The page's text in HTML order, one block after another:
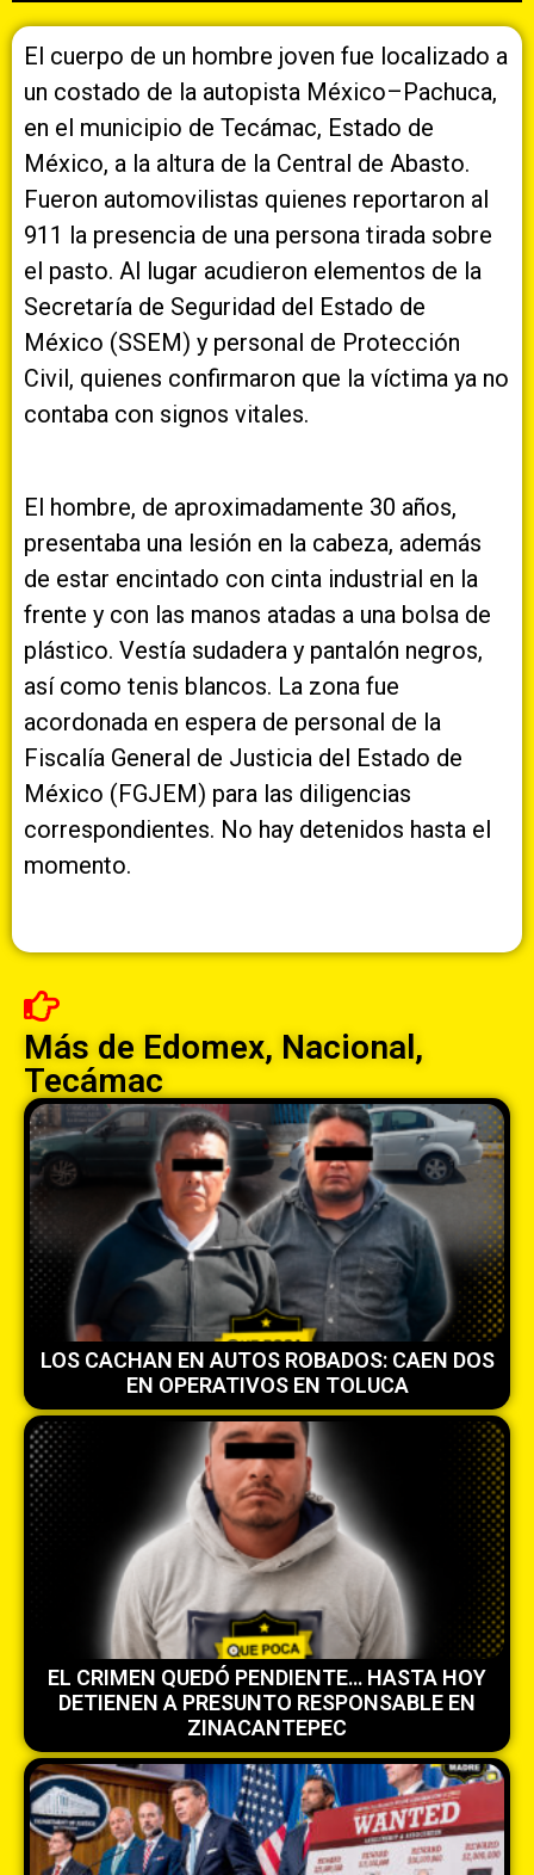
El cuerpo de un hombre joven fue localizado a
un costado de la autopista México–Pachuca,
en el municipio de Tecámac, Estado de
México, a la altura de la Central de Abasto.
Fueron automovilistas quienes reportaron al
911 la presencia de una persona tirada sobre
el pasto. Al lugar acudieron elementos de la
Secretaría de Seguridad del Estado de
México (SSEM) y personal de Protección
Civil, quienes confirmaron que la víctima ya no
contaba con signos vitales.
El hombre, de aproximadamente 30 años,
presentaba una lesión en la cabeza, además
de estar encintado con cinta industrial en la
frente y con las manos atadas a una bolsa de
plástico. Vestía sudadera y pantalón negros,
así como tenis blancos. La zona fue
acordonada en espera de personal de la
Fiscalía General de Justicia del Estado de
México (FGJEM) para las diligencias
correspondientes. No hay detenidos hasta el
momento.
Más de Edomex, Nacional,
Tecámac
LOS CACHAN EN AUTOS ROBADOS: CAEN DOS
EN OPERATIVOS EN TOLUCA
EL CRIMEN QUEDÓ PENDIENTE… HASTA HOY
DETIENEN A PRESUNTO RESPONSABLE EN
ZINACANTEPEC